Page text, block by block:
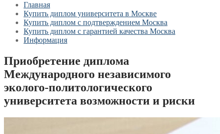
Главная
Купить диплом университета в Москве
Купить диплом с подтверждением Москва
Купить диплом с гарантией качества Москва
Информация
Приобретение диплома
Международного независимого
эколого-политологического
университета возможности и риски